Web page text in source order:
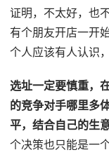
证明，不太好，也
有个朋友开店一开
个人应该有人认识
选址一定要慎重，
的竞争对手哪里多
平，结合自己的生
个决策也只能是一